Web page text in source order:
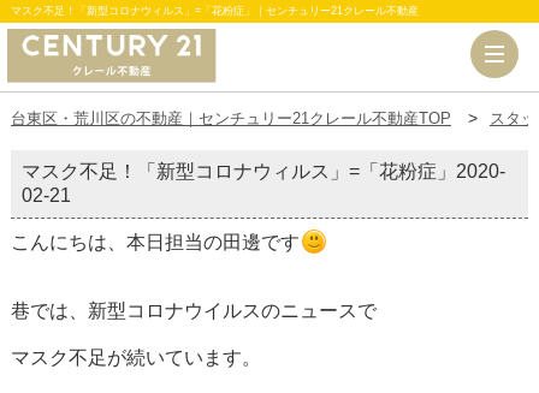
マスク不足！「新型コロナウィルス」=「花粉症」｜センチュリー21クレール不動産
台東区・荒川区の不動産｜センチュリー21クレール不動産TOP スタ
マスク不足！「新型コロナウィルス」=「花粉症」 2020-
02-21
こんにちは、本日担当の田邊です
巷では、新型コロナウイルスのニュースで
マスク不足が続いています。